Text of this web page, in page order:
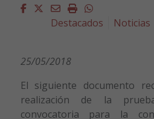
Facebook
Twitter
EmailImprimirWhatsapp
Destacados
Noticias
25/05/2018
El siguiente documento
realización de la
convocatoria para la